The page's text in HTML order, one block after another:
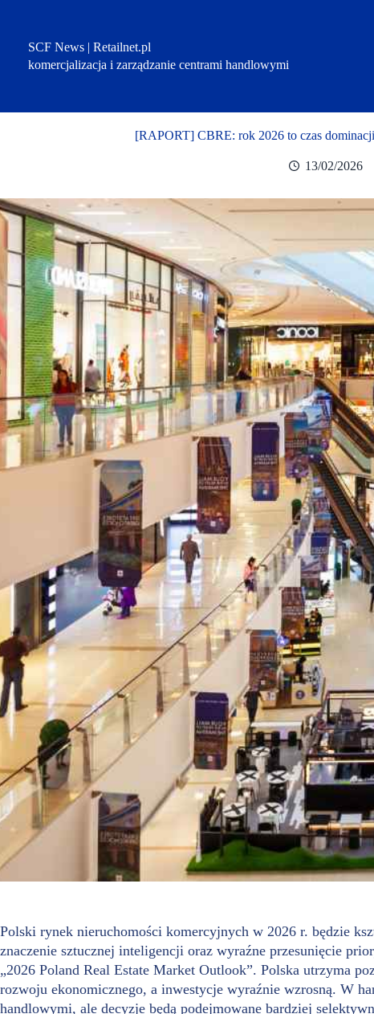
SCF News | Retailnet.pl
komercjalizacja i zarządzanie centrami handlowymi
[RAPORT] CBRE: rok 2026 to czas
13/02/2026
Polski rynek nieruchomości komercyjnych w 2026 r. będzie
znaczenie sztucznej inteligencji oraz wyraźne przesunięcie
„2026 Poland Real Estate Market Outlook”. Polska utrzyma
rozwoju ekonomicznego, a inwestycje wyraźnie wzrosną. W
handlowymi, ale decyzje będą podejmowane bardziej